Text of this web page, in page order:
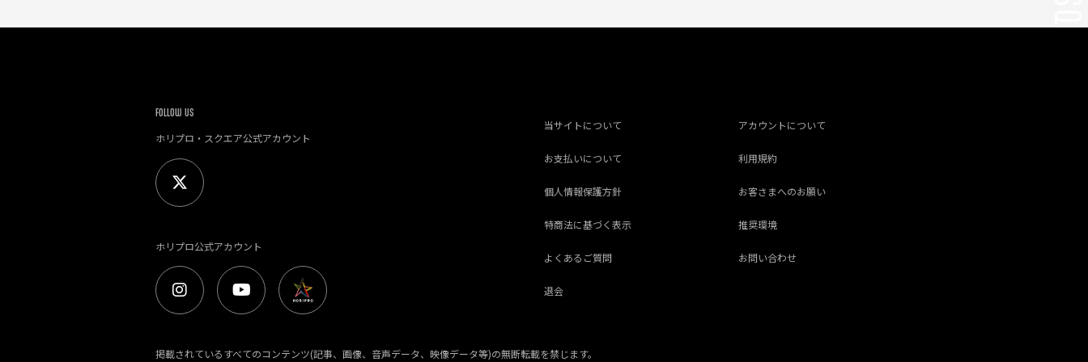
FOLLOW US
ホリプロ・スクエア公式アカウント
ホリプロ公式アカウント
当サイトについて アカウントについて
お支払いについて 利用規約
個人情報保護方針 お客さまへのお願い
特商法に基づく表示 推奨環境
よくあるご質問 お問い合わせ
退会
掲載されているすべてのコンテンツ(記事、画像、音声データ、映像データ等)の無断転載を禁じます。